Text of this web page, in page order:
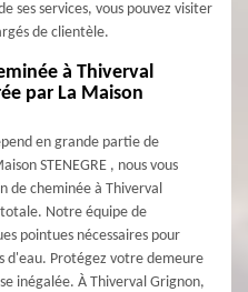
ses services, vous pouvez visiter
de clientèle.
à Thiverval
par La Maison
en grande partie de
STENEGRE , nous vous
de cheminée à Thiverval
Notre équipe de
pointues nécessaires pour
d'eau. Protégez votre demeure
inégalée. À Thiverval Grignon,